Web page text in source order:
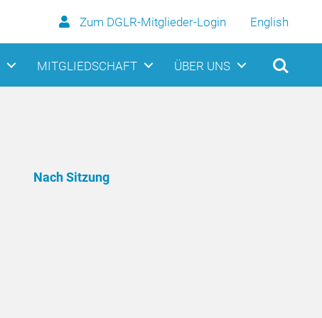
Zum DGLR-Mitglieder-Login English
MITGLIEDSCHAFT ÜBER UNS
Nach Sitzung